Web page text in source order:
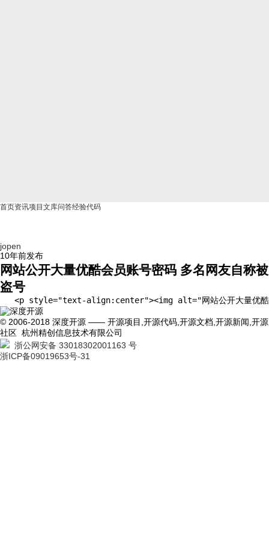
首页资讯项目 文库问答经验代码
jopen
10年前发布
网站公开大量优酷会员账号密码 多名网友自称被
盗号
<p style="text-align:center"><img alt="网站公开大量优酷会
© 2006-2018 深度开源 —— 开源项目,开源代码,开源文档,开源新闻,开源
社区 杭州精创信息技术有限公司
浙公网安备 33018302001163 号
浙ICP备09019653号-31